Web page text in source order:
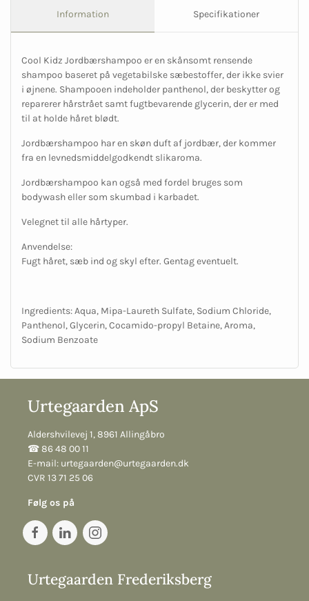
Information Specifikationer
Cool Kidz Jordbærshampoo er en skånsomt rensende
shampoo baseret på vegetabilske sæbestoffer, der ikke svier
i øjnene. Shampooen indeholder panthenol, der beskytter og
reparerer hårstrået samt fugtbevarende glycerin, der er med
til at holde håret blødt.
Jordbærshampoo har en skøn duft af jordbær, der kommer
fra en levnedsmiddelgodkendt slikaroma.
Jordbærshampoo kan også med fordel bruges som
bodywash eller som skumbad i karbadet.
Velegnet til alle hårtyper.
Anvendelse:
Fugt håret, sæb ind og skyl efter. Gentag eventuelt.
Ingredients: Aqua, Mipa-Laureth Sulfate, Sodium Chloride,
Panthenol, Glycerin, Cocamido-propyl Betaine, Aroma,
Sodium Benzoate
Urtegaarden ApS
Aldershvilevej 1, 8961 Allingåbro
☎︎ 86 48 00 11
E-mail: urtegaarden@urtegaarden.dk
CVR 13 71 25 06
Følg os på
Urtegaarden Frederiksberg